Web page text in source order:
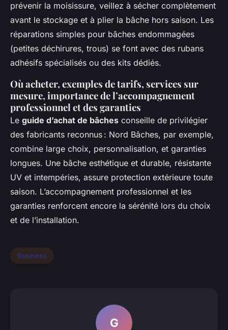
prévenir la moisissure, veillez à sécher complètement
avant le stockage et à plier la bâche hors saison. Les
réparations simples pour bâches endommagées
(petites déchirures, trous) se font avec des rubans
adhésifs spécialisés ou des kits dédiés.
Où acheter, exemples de tarifs, services sur
mesure, importance de l’accompagnement
professionnel et des garanties
Le guide d’achat de bâches conseille de privilégier
des fabricants reconnus : Nord Bâches, par exemple,
combine large choix, personnalisation, et garanties
longues. Une bâche esthétique et durable, résistante
UV et intempéries, assure protection extérieure toute
saison. L’accompagnement professionnel et les
garanties renforcent encore la sérénité lors du choix
et de l’installation.
Business
G